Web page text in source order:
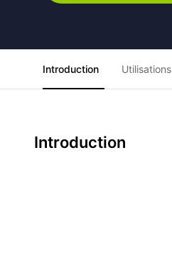
Introduction Utilisations
Introduction